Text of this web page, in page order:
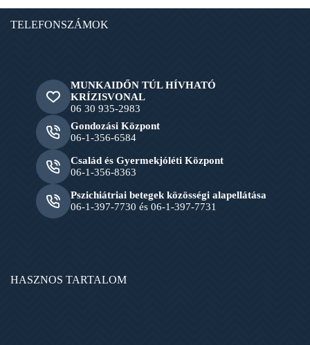
TELEFONSZÁMOK
MUNKAIDŐN TÚL HÍVHATÓ
KRÍZISVONAL
06 30 935-2983
Gondozási Központ
06-1-356-6584
Család és Gyermekjóléti Központ
06-1-356-8363
Pszichiátriai betegek közösségi alapellátása
06-1-397-7730 és 06-1-397-7731
HASZNOS TARTALOM